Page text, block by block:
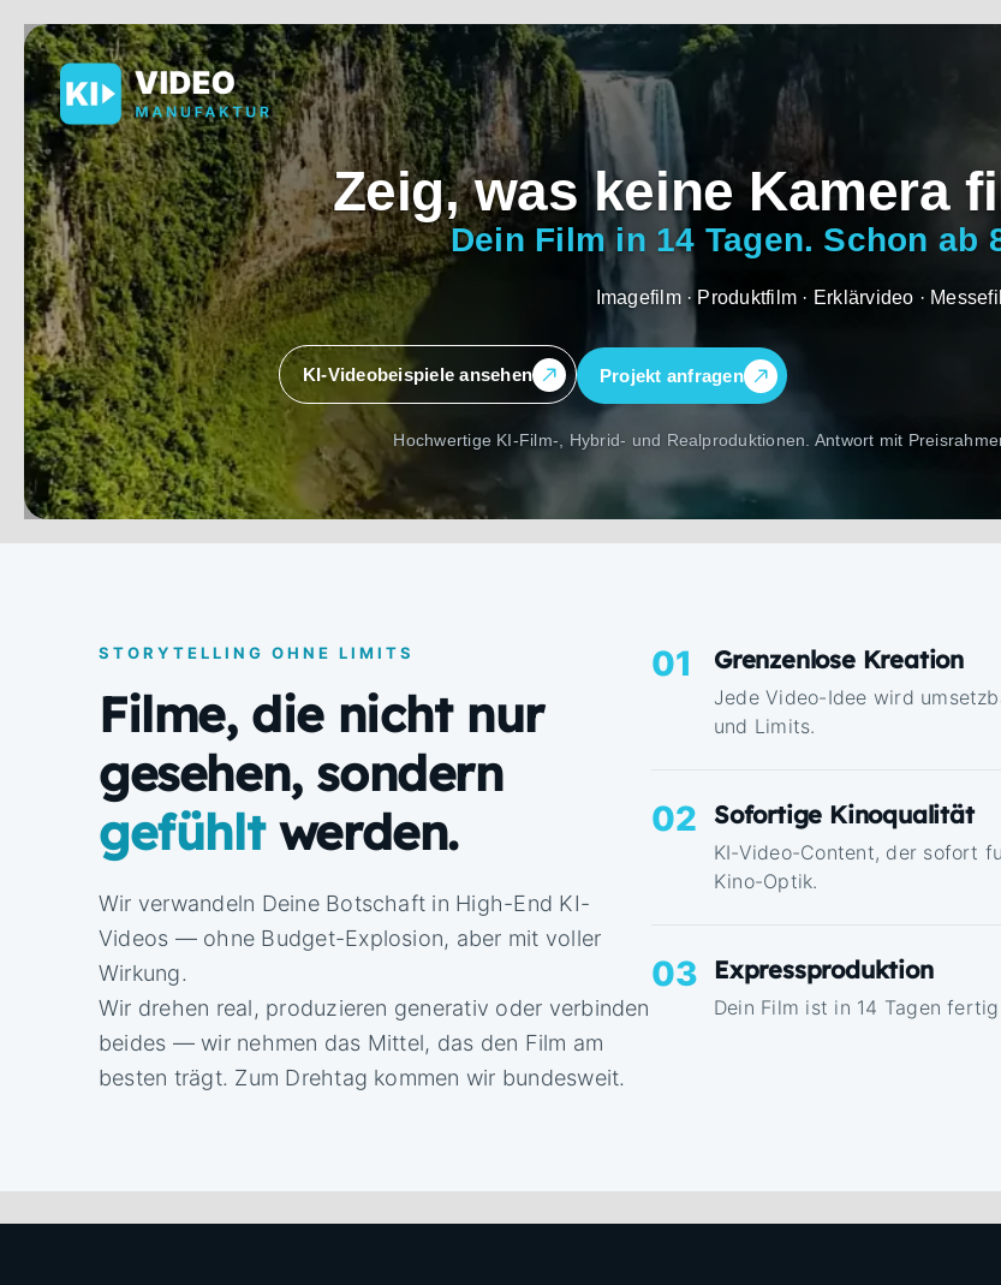
Zeig, was keine Kamera
Dein Film in 14 Tagen. Schon ab
Imagefilm · Produktfilm · Erklärvideo ·
KI-Videobeispiele ansehen Projekt anfragen
Hochwertige KI-Film-, Hybrid- und Realproduktionen. Antwort mit
STORYTELLING OHNE LIMITS
Filme, die nicht nur
gesehen, sondern
gefühltwerden.
Wir verwandeln Deine Botschaft in High-End KI-
Videos — ohne Budget-Explosion, aber mit voller
Wirkung.
Wir drehen real, produzieren generativ oder verbinden
beides — wir nehmen das Mittel, das den Film am
besten trägt. Zum Drehtag kommen wir bundesweit.
01 Grenzenlose Kreation
Jede Video-Idee wird
und Limits.
02 Sofortige Kinoqualität
KI-Video-Content, der sofort
Kino-Optik.
03 Expressproduktion
Dein Film ist in 14 Tagen